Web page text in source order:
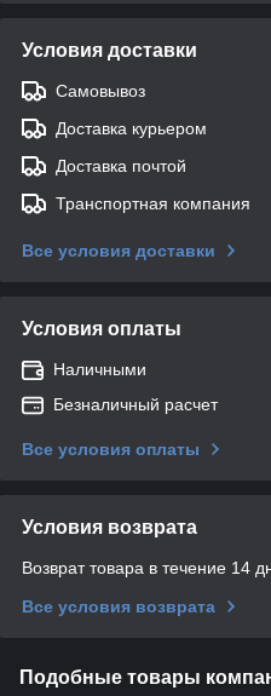
Условия доставки
Самовывоз
Доставка курьером
Доставка почтой
Транспортная компания
Все условия доставки
Условия оплаты
Наличными
Безналичный расчет
Все условия оплаты
Условия возврата
Возврат товара в течение 14
Все условия возврата
Подобные товары